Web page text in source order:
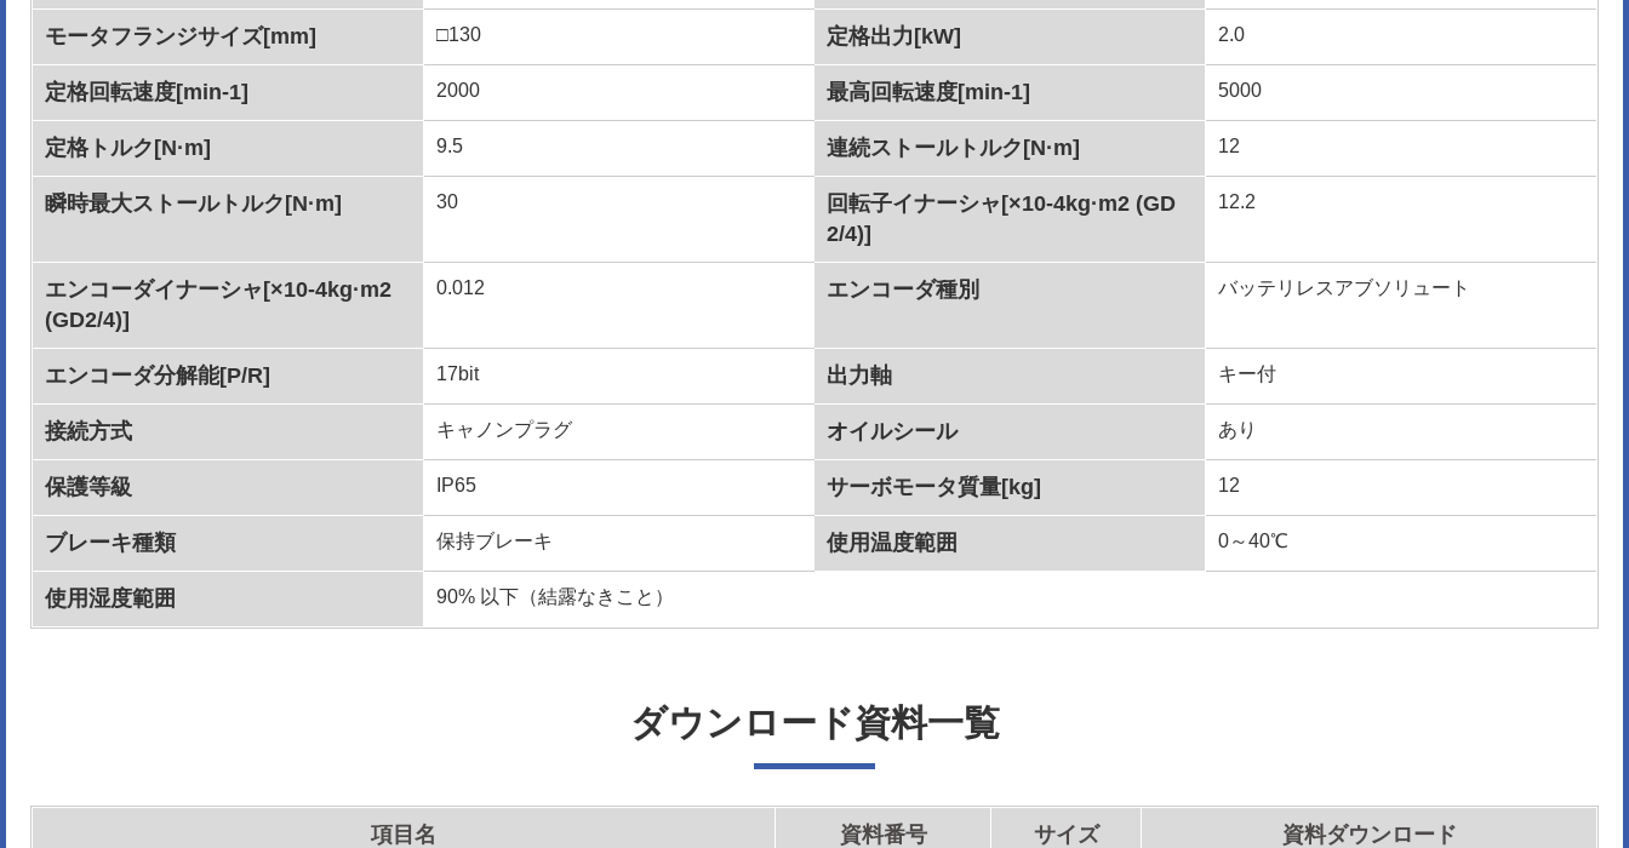
モータフランジサイズ[mm] □130 定格出力[kW] 2.0
定格回転速度[min-1] 2000 最高回転速度[min-1] 5000
定格トルク[N·m] 9.5 連続ストールトルク[N·m] 12
瞬時最大ストールトルク[N·m] 30
回転子イナーシャ[×10-4kg·m2 (GD
2/4)]
12.2
エンコーダイナーシャ[×10-4kg·m2
(GD2/4)]
0.012 エンコーダ種別 バッテリレスアブソリュート
エンコーダ分解能[P/R] 17bit 出力軸 キー付
接続方式 キャノンプラグ オイルシール あり
保護等級 IP65 サーボモータ質量[kg] 12
ブレーキ種類 保持ブレーキ 使用温度範囲 0～40℃
使用湿度範囲 90% 以下（結露なきこと）
ダウンロード資料一覧
項目名 資料番号 サイズ 資料ダウンロード